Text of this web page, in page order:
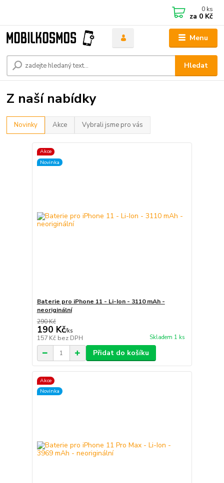
Menu
Hledat
0 ks
za 0 Kč
Z naší nabídky
Novinky Akce Vybrali jsme pro vás
Akce
Novinka
Baterie pro iPhone 11 - Li-Ion - 3110 mAh -
neoriginální
290 Kč
190 Kč/ks
157 Kč bez DPH Skladem 1 ks
Přidat do košíku
Akce
Novinka